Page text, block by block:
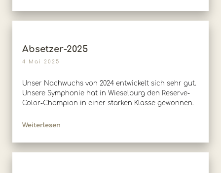
Absetzer-2025
4 Mai 2025
Unser Nachwuchs von 2024 entwickelt sich sehr gut.
Unsere Symphonie hat in Wieselburg den Reserve-
Color-Champion in einer starken Klasse gewonnen.
Weiterlesen